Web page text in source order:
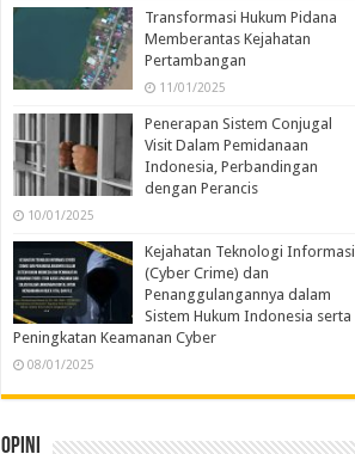
Transformasi Hukum Pidana
Memberantas Kejahatan
Pertambangan
11/01/2025
Penerapan Sistem Conjugal
Visit Dalam Pemidanaan
Indonesia, Perbandingan
dengan Perancis
10/01/2025
Kejahatan Teknologi Informasi
(Cyber Crime) dan
Penanggulangannya dalam
Sistem Hukum Indonesia serta
Peningkatan Keamanan Cyber
08/01/2025
Opini